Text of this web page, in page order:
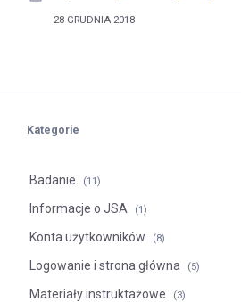
28 GRUDNIA 2018
Kategorie
Badanie (11)
Informacje o JSA (1)
Konta użytkowników (8)
Logowanie i strona główna (5)
Materiały instruktażowe (3)